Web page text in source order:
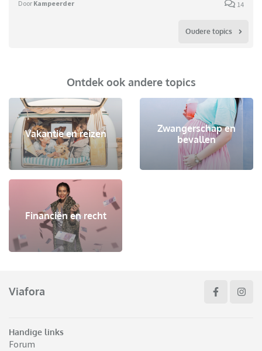
Door Kampeerder 14
Oudere topics
Ontdek ook andere topics
Vakantie en reizen
Zwangerschap en
bevallen
Financiën en recht
Viafora
Handige links
Forum